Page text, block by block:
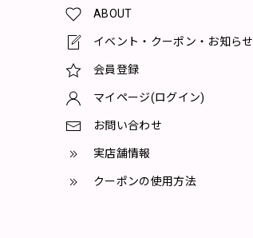
ABOUT
イベント・クーポン・お知らせ
会員登録
マイページ(ログイン)
お問い合わせ
実店舗情報
クーポンの使用方法